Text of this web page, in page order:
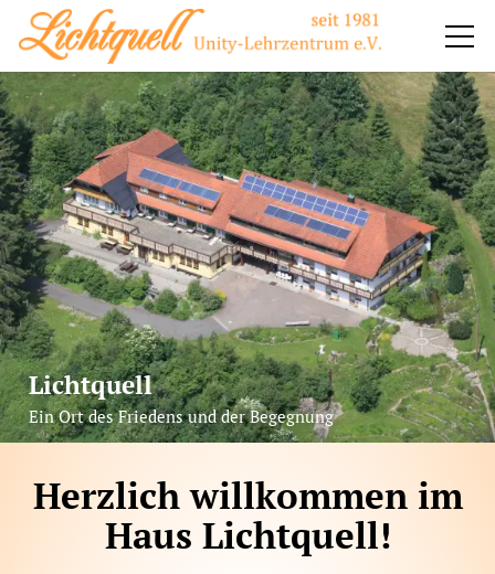
Impuls
Impressionen
Seminare
Verein
Spende
Preise
Bajram Leka
Lichtquell
Ein Ort des Friedens und der Begegnung
Herzlich willkommen im
Haus Lichtquell!